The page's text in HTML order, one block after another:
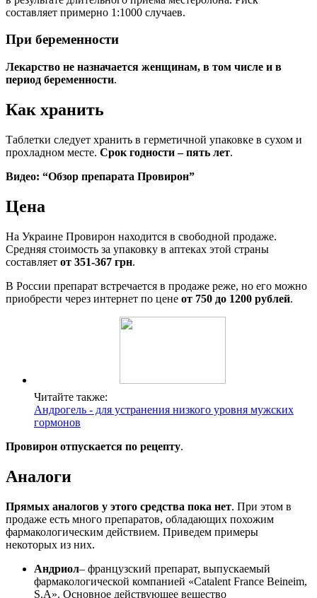
составляет примерно 1:1000 случаев.
При беременности
Лекарство не назначается женщинам, в том числе и в
период беременности.
Как хранить
Таблетки следует хранить в герметичной упаковке в сухом и
прохладном месте. Срок годности – пять лет.
Видео: “Обзор препарата Провирон”
Цена
На Украине Провирон находится в свободной продаже.
Средняя стоимость за упаковку в аптеках этой страны
составляет от 351-367 грн.
В России препарат встречается в продаже реже, но его можно
приобрести через интернет по цене от 750 до 1200 рублей.
Читайте также:
Андрогель - для устранения низкого уровня мужских
гормонов
Провирон отпускается по рецепту.
Аналоги
Прямых аналогов у этого средства пока нет. При этом в
продаже есть много препаратов, обладающих похожим
фармакологическим действием. Приведем примеры
некоторых из них.
Андриол– французский препарат, выпускаемый
фармакологической компанией «Catalent France Beineim,
S.A». Основное действующее вещество